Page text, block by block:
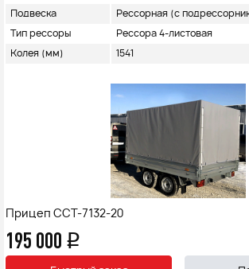
Подвеска Рессорная (с
Тип рессоры Рессора 4-листовая
Колея (мм) 1541
Прицеп ССТ-7132-20
195 000 q